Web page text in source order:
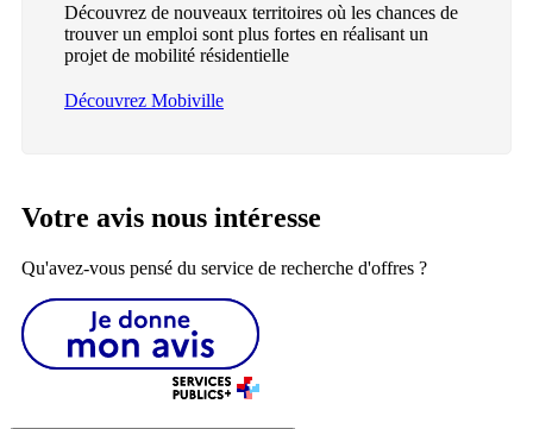
Découvrez de nouveaux territoires où les chances de
trouver un emploi sont plus fortes en réalisant un
projet de mobilité résidentielle
Découvrez Mobiville
Votre avis nous intéresse
Qu'avez-vous pensé du service de recherche d'offres ?